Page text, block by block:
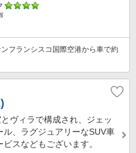
フランシスコ国際空港から車で約
ヴィラで構成され、ジェッ
ル、ラグジュアリーなSUV車
スなどもございます。